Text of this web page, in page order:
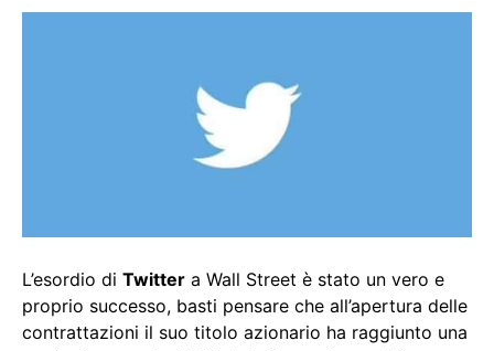
L’esordio di Twitter a Wall Street è stato un vero e
proprio successo, basti pensare che all’apertura delle
contrattazioni il suo titolo azionario ha raggiunto una